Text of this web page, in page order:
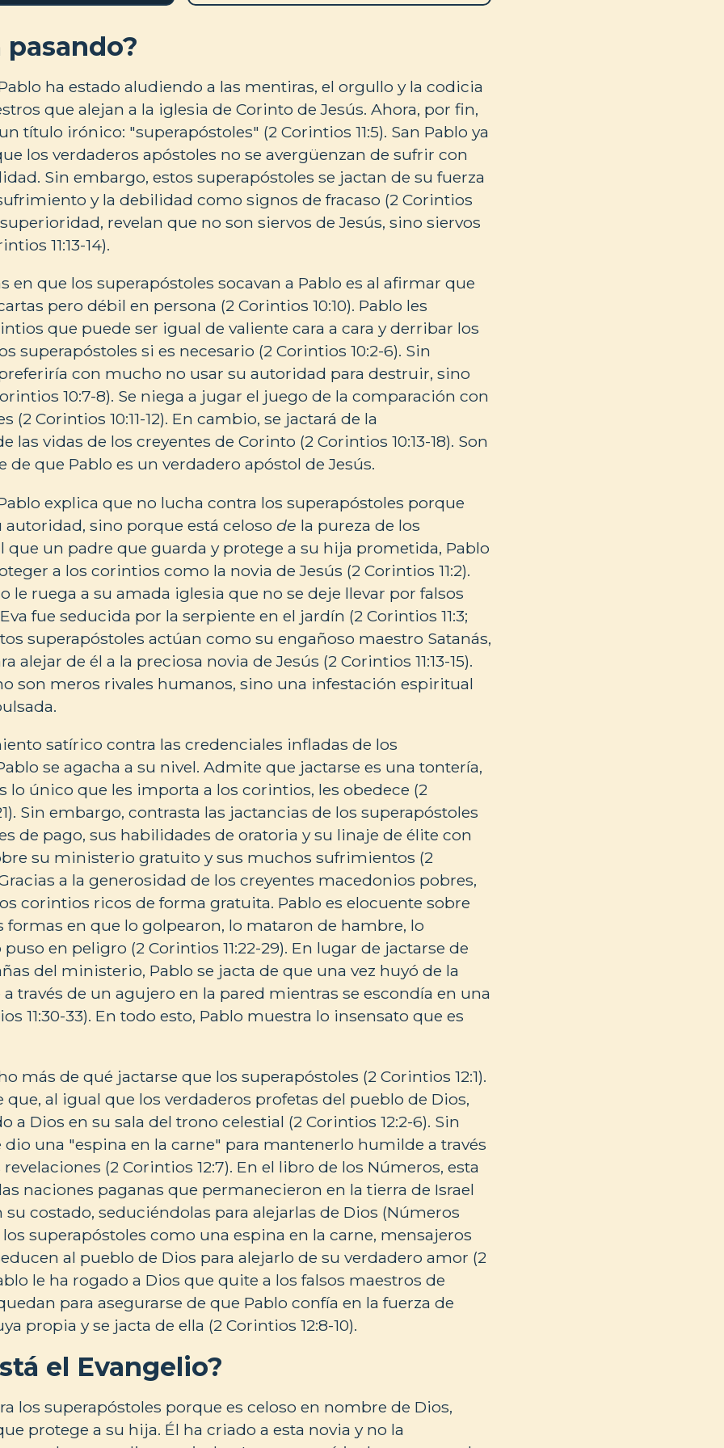
pasando?
ha estado aludiendo a las mentiras, el orgullo y la codicia
que alejan a la iglesia de Corinto de Jesús. Ahora, por fin,
título irónico: "superapóstoles" (2 Corintios 11:5). San Pablo ya
los verdaderos apóstoles no se avergüenzan de sufrir con
Sin embargo, estos superapóstoles se jactan de su fuerza
y la debilidad como signos de fracaso (2 Corintios
superioridad, revelan que no son siervos de Jesús, sino siervos
11:13-14).
en que los superapóstoles socavan a Pablo es al afirmar que
pero débil en persona (2 Corintios 10:10). Pablo les
que puede ser igual de valiente cara a cara y derribar los
superapóstoles si es necesario (2 Corintios 10:2-6). Sin
con mucho no usar su autoridad para destruir, sino
10:7-8). Se niega a jugar el juego de la comparación con
(2 Corintios 10:11-12). En cambio, se jactará de la
las vidas de los creyentes de Corinto (2 Corintios 10:13-18). Son
de que Pablo es un verdadero apóstol de Jesús.
explica que no lucha contra los superapóstoles porque
autoridad, sino porque está celoso de la pureza de los
que un padre que guarda y protege a su hija prometida, Pablo
a los corintios como la novia de Jesús (2 Corintios 11:2).
le ruega a su amada iglesia que no se deje llevar por falsos
fue seducida por la serpiente en el jardín (2 Corintios 11:3;
superapóstoles actúan como su engañoso maestro Satanás,
alejar de él a la preciosa novia de Jesús (2 Corintios 11:13-15).
son meros rivales humanos, sino una infestación espiritual
satírico contra las credenciales infladas de los
se agacha a su nivel. Admite que jactarse es una tontería,
lo único que les importa a los corintios, les obedece (2
Sin embargo, contrasta las jactancias de los superapóstoles
de pago, sus habilidades de oratoria y su linaje de élite con
su ministerio gratuito y sus muchos sufrimientos (2
Gracias a la generosidad de los creyentes macedonios pobres,
corintios ricos de forma gratuita. Pablo es elocuente sobre
formas en que lo golpearon, lo mataron de hambre, lo
en peligro (2 Corintios 11:22-29). En lugar de jactarse de
del ministerio, Pablo se jacta de que una vez huyó de la
través de un agujero en la pared mientras se escondía en una
11:30-33). En todo esto, Pablo muestra lo insensato que es
más de qué jactarse que los superapóstoles (2 Corintios 12:1).
que, al igual que los verdaderos profetas del pueblo de Dios,
a Dios en su sala del trono celestial (2 Corintios 12:2-6). Sin
dio una "espina en la carne" para mantenerlo humilde a través
(2 Corintios 12:7). En el libro de los Números, esta
naciones paganas que permanecieron en la tierra de Israel
costado, seduciéndolas para alejarlas de Dios (Números
los superapóstoles como una espina en la carne, mensajeros
al pueblo de Dios para alejarlo de su verdadero amor (2
le ha rogado a Dios que quite a los falsos maestros de
para asegurarse de que Pablo confía en la fuerza de
propia y se jacta de ella (2 Corintios 12:8-10).
el Evangelio?
los superapóstoles porque es celoso en nombre de Dios,
protege a su hija. Él ha criado a esta novia y no la